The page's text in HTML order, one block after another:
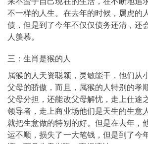
不一样的人生。在去年的时候，属虎的
债，但是到了今年不仅仅债务还清，还
人羡慕。
三：生肖是猴的人
属猴的人天资聪颖，灵敏能干，他们从
父母的骄傲，而且，属猴的人特别的孝
父母分担，还能改父母解忧，走上仕途
领导者，走上商业场他们是天生的生意
就把生意做的特别的好。但是在去年，
运不顺，损失了一大笔钱，但是到了今